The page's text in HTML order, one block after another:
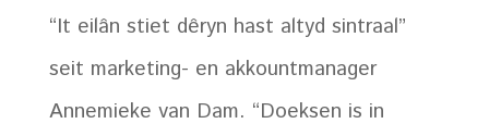
“It eilân stiet dêryn hast altyd sintraal”
seit marketing- en akkountmanager
Annemieke van Dam. “Doeksen is in